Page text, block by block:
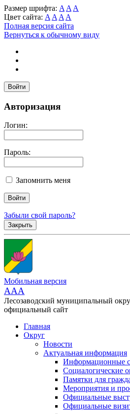
Размер шрифта: A A A
Цвет сайта: A A A A
Полная версия сайта
Вернуться к обычному виду
Войти
Авторизация
Логин:
Пароль:
Запомнить меня
Забыли свой пароль?
Закрыть
Мобильная версия
AAA
Лесозаводский муниципальный
официальный сайт
Главная
Округ
Новости
Актуальная информация
Информационные
Социалогические
Памятки для
Мероприятия и
Официальные
Официальные